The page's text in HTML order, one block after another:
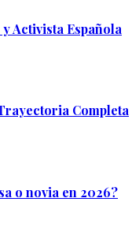
Activista Española
Completa
o novia en 2026?